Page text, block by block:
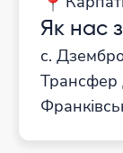
Як нас
с.
Трансфер